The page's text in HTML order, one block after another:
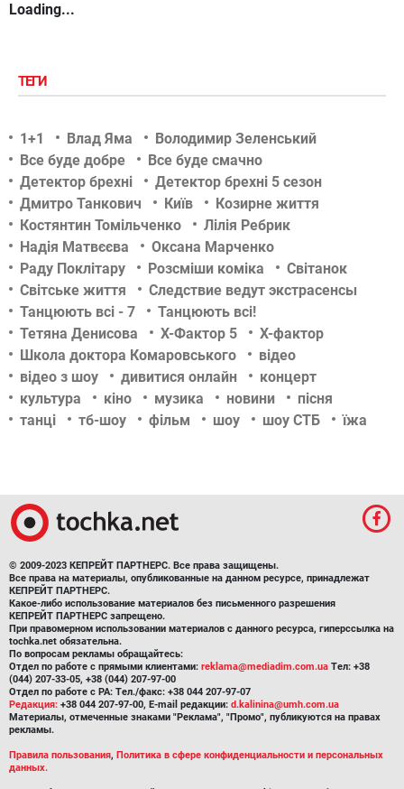
Loading...
ТЕГИ
1+1 Влад Яма
Володимир Зеленський
Все буде добре
Все буде смачно
Детектор брехні
Детектор брехні 5 сезон
Дмитро Танкович
Київ
Козирне життя
Костянтин Томільченко
Лілія Ребрик
Надія Матвєєва
Оксана Марченко
Раду Поклітару
Розсміши коміка
Світанок
Світське життя
Следствие ведут экстрасенсы
Танцюють всі - 7
Танцюють всі!
Тетяна Денисова
Х-Фактор 5
Х-фактор
Школа доктора Комаровського
відео
відео з шоу
дивитися онлайн
концерт
культура
кіно музика новини
пісня
танці
тб-шоу фільм шоу шоу СТБ їжа
© 2009-2023 КЕПРЕЙТ ПАРТНЕРС. Все права защищены.
Все права на материалы, опубликованные на данном ресурсе, принадлежат
КЕПРЕЙТ ПАРТНЕРС.
Какое-либо использование материалов без письменного разрешения
КЕПРЕЙТ ПАРТНЕРС запрещено.
При правомерном использовании материалов с данного ресурса, гиперссылка на
tochka.net обязательна.
По вопросам рекламы обращайтесь:
Отдел по работе с прямыми клиентами: reklama@mediadim.com.ua Тел: +38
(044) 207-33-05, +38 (044) 207-97-00
Отдел по работе с РА: Тел./факс: +38 044 207-97-07
Редакция: +38 044 207-97-00, E-mail редакции: d.kalinina@umh.com.ua
Материалы, отмеченные знаками "Реклама", "Промо", публикуются на правах
рекламы.
Правила пользования, Политика в сфере конфиденциальности и персональных
данных.